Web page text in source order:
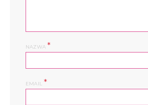
NAZWA *
EMAIL *